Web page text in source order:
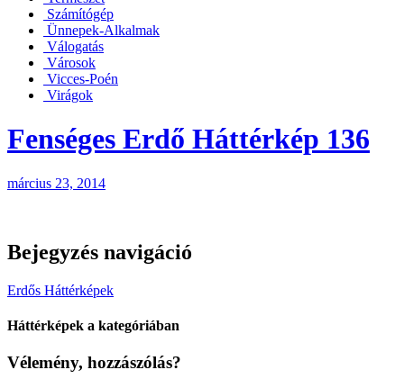
Számítógép
Ünnepek-Alkalmak
Válogatás
Városok
Vicces-Poén
Virágok
Fenséges Erdő Háttérkép 136
március 23, 2014
Bejegyzés navigáció
Erdős Háttérképek
Háttérképek a kategóriában
Vélemény, hozzászólás?